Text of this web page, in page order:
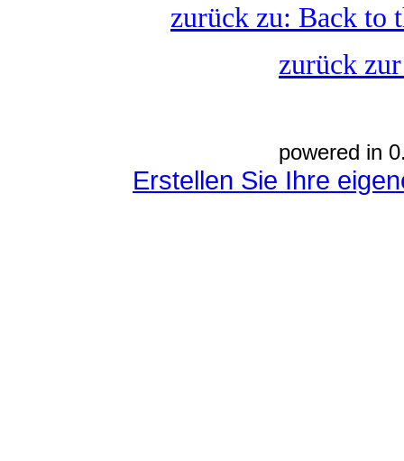
zurück zu: Back to
zurück
powered in
Erstellen Sie Ihre